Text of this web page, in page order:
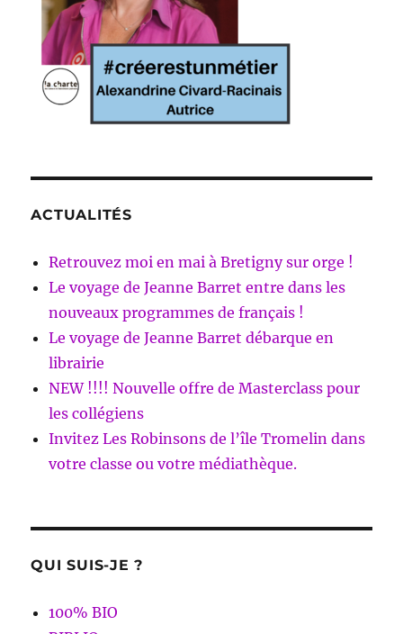
ACTUALITÉS
Retrouvez moi en mai à Bretigny sur orge !
Le voyage de Jeanne Barret entre dans les
nouveaux programmes de français !
Le voyage de Jeanne Barret débarque en
librairie
NEW !!!! Nouvelle offre de Masterclass pour
les collégiens
Invitez Les Robinsons de l’île Tromelin dans
votre classe ou votre médiathèque.
QUI SUIS-JE ?
100% BIO